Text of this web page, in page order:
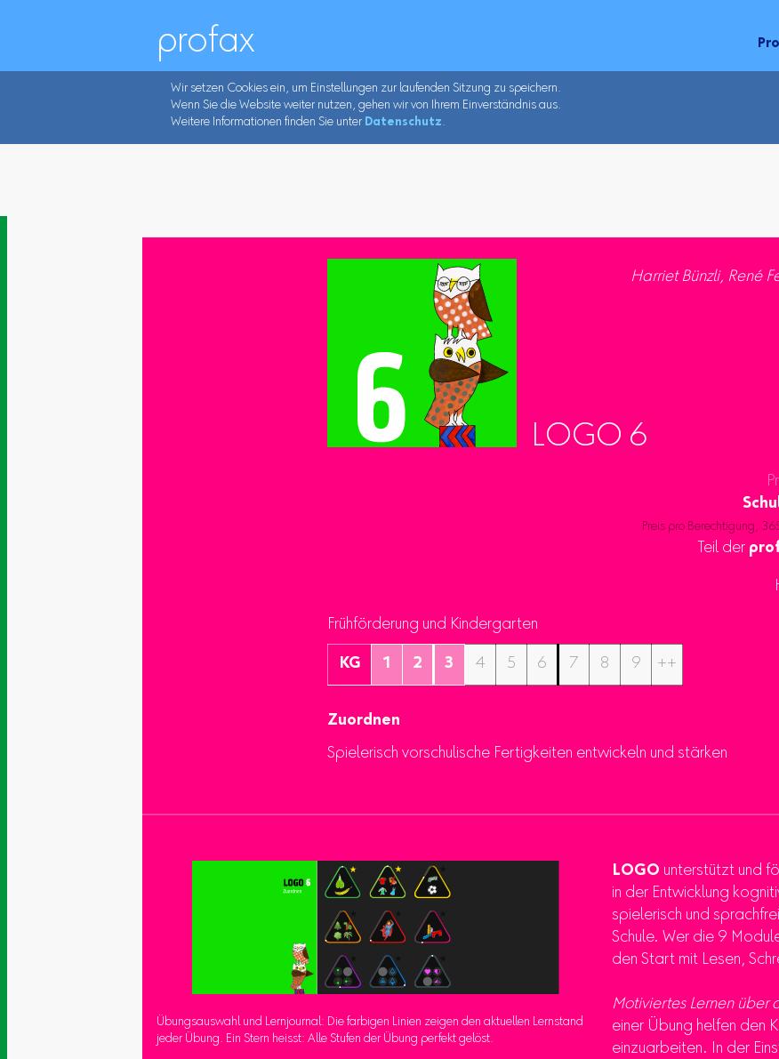
profax
Wir setzen Cookies ein, um Einstellungen zur laufenden Sitzung zu speichern.
Wenn Sie die Website weiter nutzen, gehen wir von Ihrem Einverständnis aus.
Weitere Informationen finden Sie unter Datenschutz.
Harriet Bünzli, René
LOGO 6
Preis pro Berechtigung,
Teil der
Frühförderung und Kindergarten
KG 1 2 3 4 5 6 7 8 9 ++
Zuordnen
Spielerisch vorschulische Fertigkeiten entwickeln und stärken
Übungsauswahl und Lernjournal: Die farbigen Linien zeigen den aktuellen Lernstand
jeder Übung. Ein Stern heisst: Alle Stufen der Übung perfekt gelöst.
LOGO unterstützt und
in der Entwicklung
spielerisch und
Schule. Wer die 9
den Start mit Lesen,
Motiviertes Lernen über
einer Übung helfen den
einzuarbeiten. In der